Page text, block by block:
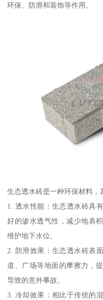
环保、防滑和装饰等作用。
生态透水砖是一种环保材料，
1. 透水性能：生态透水砖具
好的渗水透气性，减少地表
维护地下水位。
2. 防滑效果：生态透水砖表
道、广场等地面的摩擦力，
导致的意外事故。
3. 冷却效果：相比于传统的